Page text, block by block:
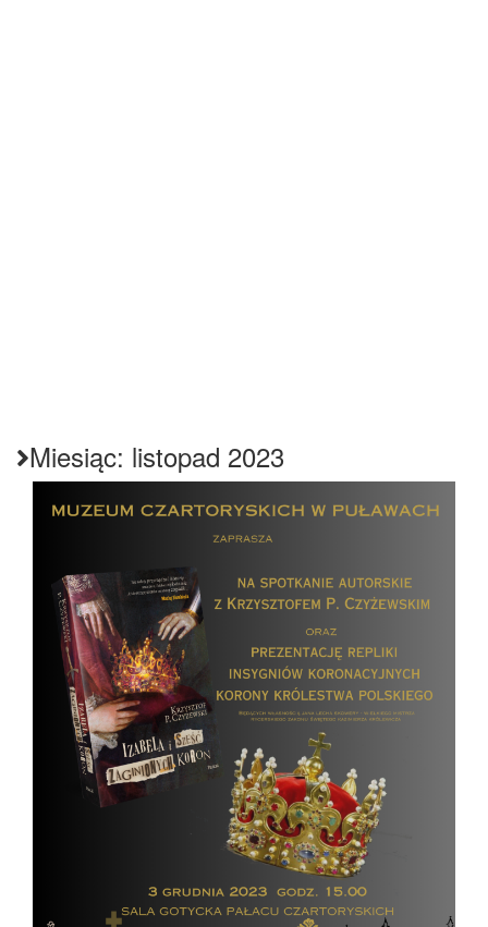
Miesiąc: listopad 2023